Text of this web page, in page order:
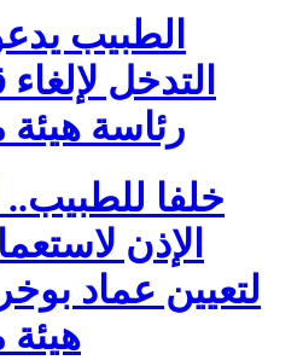
الطبيب
التدخل
رئاسة
خلفا
الإذن
لتعيين عماد